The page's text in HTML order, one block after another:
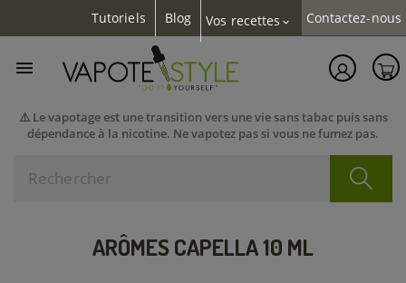
Tutoriels Blog Vos recettes expand_more Contactez-nous
⚠️ Le vapotage est une transition vers une vie sans tabac puis sans
dépendance à la nicotine. Ne vapotez pas si vous ne fumez pas.

ARÔMES CAPELLA 10 ML